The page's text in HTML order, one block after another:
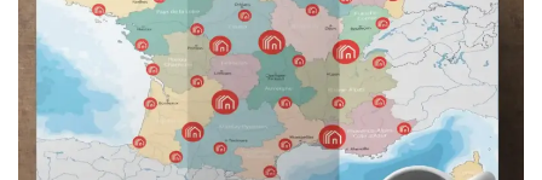
votre quartier ou encore l’organisation du transport. Pour
vous aider à préparer votre projet dans les meilleures
conditions, nous avons conçu des ressources adaptées à
chaque situation. Parcourez nos pages pour organiser
sereinement votre déménagement en Isère.